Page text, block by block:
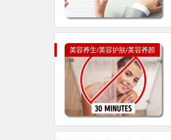
美容养生/美容护肤/美容养颜